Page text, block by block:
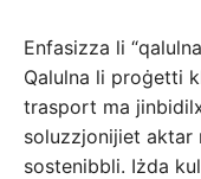
Enfasizza li
Qalulna li proġetti
trasport ma
soluzzjonijiet
sostenibbli. Iżda